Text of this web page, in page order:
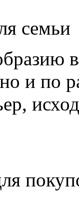
семьи
и по